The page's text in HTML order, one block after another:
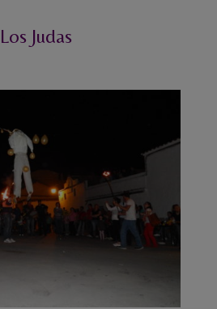
Judas